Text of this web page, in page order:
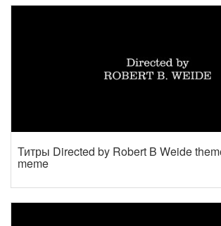
Титры Directed by Robert B Weide
meme